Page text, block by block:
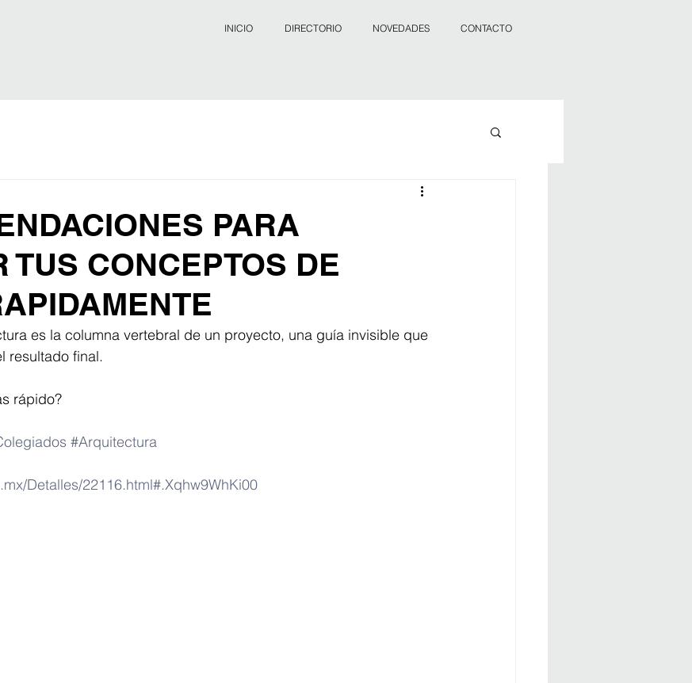
INICIO DIRECTORIO NOVEDADES CONTACTO
PARA
TUS CONCEPTOS DE
es la columna vertebral de un proyecto, una guía invisible que
resultado final.
rápido?
#Arquitectura
Detalles/22116.html#.Xqhw9WhKi00